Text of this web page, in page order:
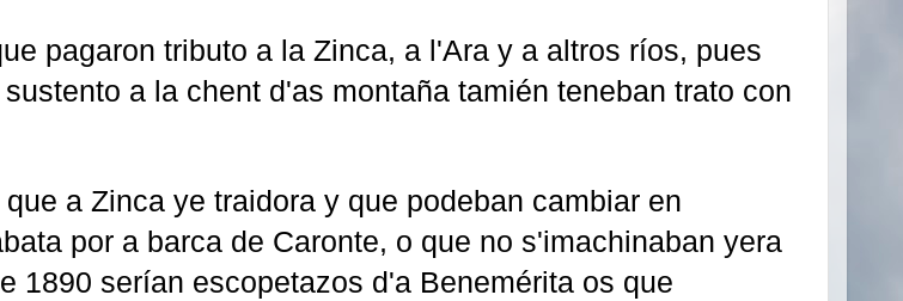
pagaron tributo a la Zinca, a l'Ara y a altros ríos, pues
a la chent d'as montaña tamién teneban trato con
a Zinca ye traidora y que podeban cambiar en
por a barca de Caronte, o que no s'imachinaban yera
1890 serían escopetazos d'a Benemérita os que